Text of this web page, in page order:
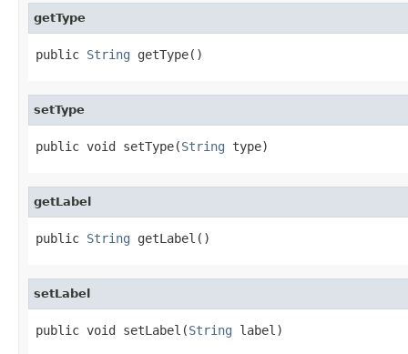
getType
public String getType()
setType
public void setType(String type)
getLabel
public String getLabel()
setLabel
public void setLabel(String label)